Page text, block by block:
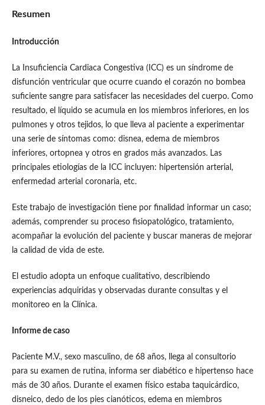
Resumen
Introducción
La Insuficiencia Cardiaca Congestiva (ICC) es un síndrome de
disfunción ventricular que ocurre cuando el corazón no bombea
suficiente sangre para satisfacer las necesidades del cuerpo. Como
resultado, el líquido se acumula en los miembros inferiores, en los
pulmones y otros tejidos, lo que lleva al paciente a experimentar
una serie de síntomas como: disnea, edema de miembros
inferiores, ortopnea y otros en grados más avanzados. Las
principales etiologías de la ICC incluyen: hipertensión arterial,
enfermedad arterial coronaria, etc.
Este trabajo de investigación tiene por finalidad informar un caso;
además, comprender su proceso fisiopatológico, tratamiento,
acompañar la evolución del paciente y buscar maneras de mejorar
la calidad de vida de este.
El estudio adopta un enfoque cualitativo, describiendo
experiencias adquiridas y observadas durante consultas y el
monitoreo en la Clínica.
Informe de caso
Paciente M.V., sexo masculino, de 68 años, llega al consultorio
para su examen de rutina, informa ser diabético e hipertenso hace
más de 30 años. Durante el examen físico estaba taquicárdico,
disneico, dedo de los pies cianóticos, edema en miembros